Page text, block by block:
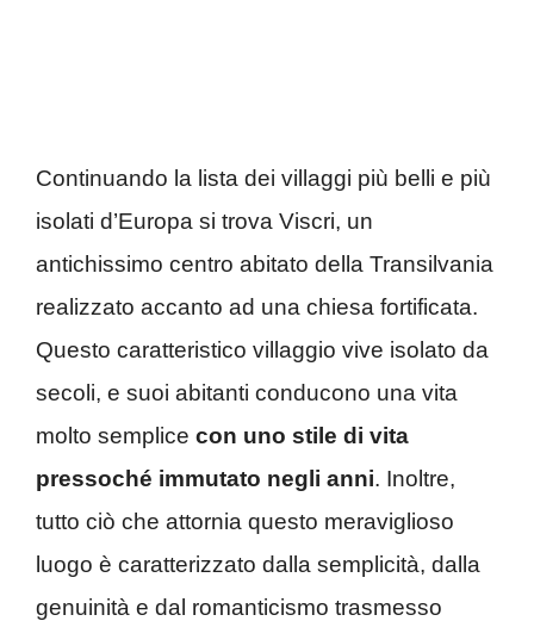
Continuando la lista dei villaggi più belli e più
isolati d’Europa si trova Viscri, un
antichissimo centro abitato della Transilvania
realizzato accanto ad una chiesa fortificata.
Questo caratteristico villaggio vive isolato da
secoli, e suoi abitanti conducono una vita
molto semplice con uno stile di vita
pressoché immutato negli anni. Inoltre,
tutto ciò che attornia questo meraviglioso
luogo è caratterizzato dalla semplicità, dalla
genuinità e dal romanticismo trasmesso